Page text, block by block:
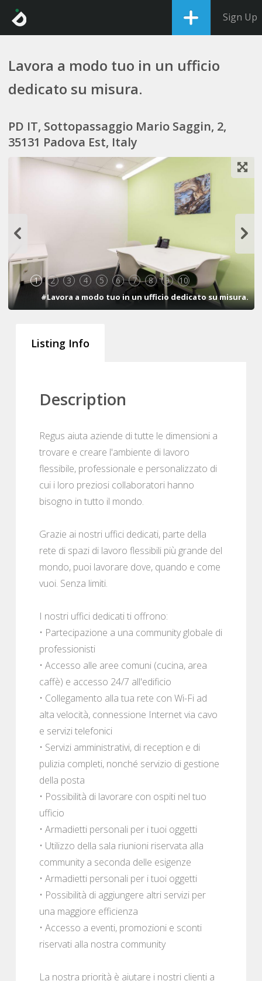
Sign Up
Lavora a modo tuo in un ufficio
dedicato su misura.
PD IT, Sottopassaggio Mario Saggin, 2,
35131 Padova Est, Italy
1 2 3 4 5 6 7 8 9 10
#Lavora a modo tuo in un ufficio dedicato su misura.
Listing Info
Description
Regus aiuta aziende di tutte le dimensioni a
trovare e creare l'ambiente di lavoro
flessibile, professionale e personalizzato di
cui i loro preziosi collaboratori hanno
bisogno in tutto il mondo.
Grazie ai nostri uffici dedicati, parte della
rete di spazi di lavoro flessibili più grande del
mondo, puoi lavorare dove, quando e come
vuoi. Senza limiti.
I nostri uffici dedicati ti offrono:
• Partecipazione a una community globale di
professionisti
• Accesso alle aree comuni (cucina, area
caffè) e accesso 24/7 all'edificio
• Collegamento alla tua rete con Wi-Fi ad
alta velocità, connessione Internet via cavo
e servizi telefonici
• Servizi amministrativi, di reception e di
pulizia completi, nonché servizio di gestione
della posta
• Possibilità di lavorare con ospiti nel tuo
ufficio
• Armadietti personali per i tuoi oggetti
• Utilizzo della sala riunioni riservata alla
community a seconda delle esigenze
• Armadietti personali per i tuoi oggetti
• Possibilità di aggiungere altri servizi per
una maggiore efficienza
• Accesso a eventi, promozioni e sconti
riservati alla nostra community
La nostra priorità è aiutare i nostri clienti a